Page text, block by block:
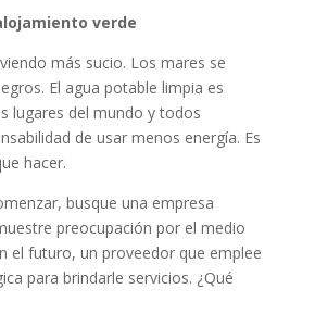
verde
más sucio. Los mares se
El agua potable limpia es
lugares del mundo y todos
de usar menos energía. Es
hacer.
busque una empresa
preocupación por el medio
el futuro, un proveedor que emplee
para brindarle servicios. ¿Qué